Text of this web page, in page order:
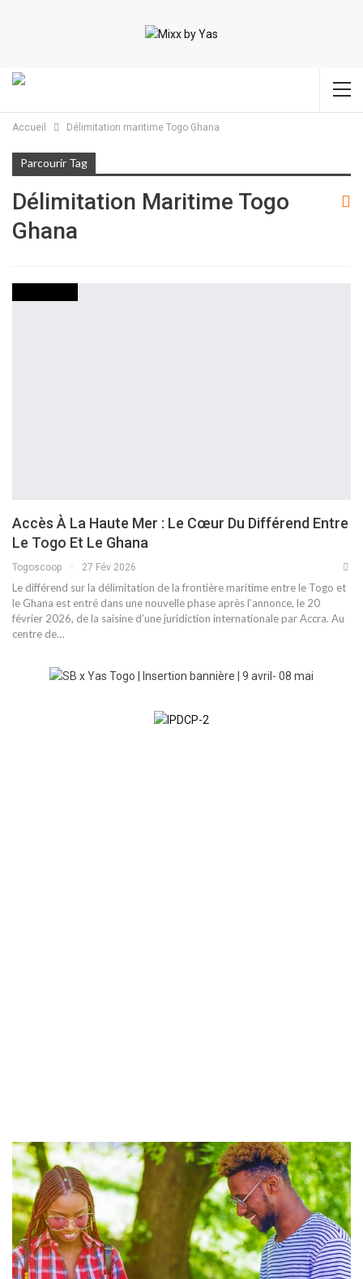
Accueil Délimitation maritime Togo Ghana
Parcourir Tag
Délimitation Maritime Togo
Ghana
Accès À La Haute Mer : Le Cœur Du Différend Entre
Le Togo Et Le Ghana
Togoscoop 27 Fév 2026
Le différend sur la délimitation de la frontière maritime entre le Togo et
le Ghana est entré dans une nouvelle phase après l’annonce, le 20
février 2026, de la saisine d’une juridiction internationale par Accra. Au
centre de…